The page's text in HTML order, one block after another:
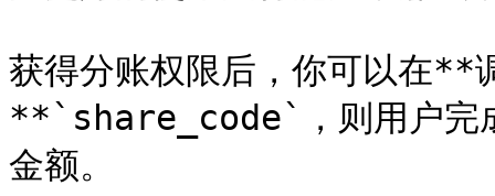
获得分账权限后，你可以在**
**`share_code`，则用户完
金额。